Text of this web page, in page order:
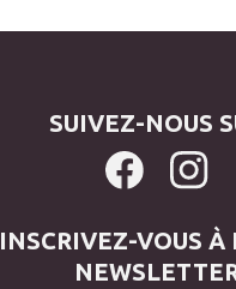
SUIVEZ-NOUS
INSCRIVEZ-VOUS À